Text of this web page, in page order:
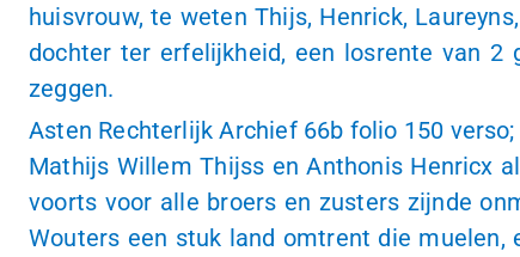
huisvrouw, te weten Thijs, Henrick,
dochter ter erfelijkheid, een losrente van
zeggen.
Asten Rechterlijk Archief 66b folio 150 verso;
Mathijs Willem Thijss en Anthonis Henricx
voorts voor alle broers en zusters zijnde
Wouters een stuk land omtrent die muelen,